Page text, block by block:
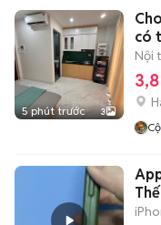
5 phút trước 3
có
Nội